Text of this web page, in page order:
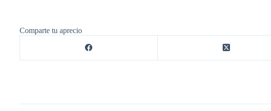
Comparte tu aprecio